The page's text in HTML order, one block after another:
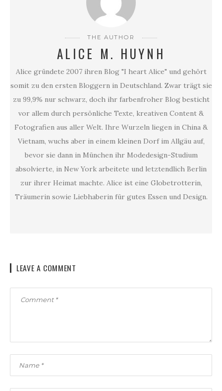
THE AUTHOR
ALICE M. HUYNH
Alice gründete 2007 ihren Blog "I heart Alice" und gehört
somit zu den ersten Bloggern in Deutschland. Zwar trägt sie
zu 99,9% nur schwarz, doch ihr farbenfroher Blog besticht
vor allem durch persönliche Texte, kreativen Content &
Fotografien aus aller Welt. Ihre Wurzeln liegen in China &
Vietnam, wuchs aber in einem kleinen Dorf im Allgäu auf,
bevor sie dann in München ihr Modedesign-Studium
absolvierte, in New York arbeitete und letztendlich Berlin
zur ihrer Heimat machte. Alice ist eine Globetrotterin,
Träumerin sowie Liebhaberin für gutes Essen und Design.
LEAVE A COMMENT